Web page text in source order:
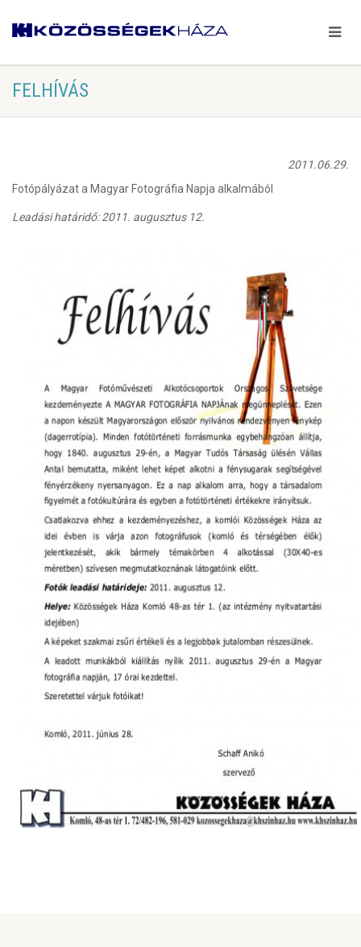
FELHÍVÁS
2011.06.29.
Fotópályázat a Magyar Fotográfia Napja alkalmából
Leadási határidő: 2011. augusztus 12.